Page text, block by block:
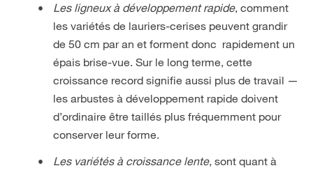
Les ligneux à développement rapide, comment
les variétés de lauriers-cerises peuvent grandir
de 50 cm par an et forment donc rapidement un
épais brise-vue. Sur le long terme, cette
croissance record signifie aussi plus de travail —
les arbustes à développement rapide doivent
d’ordinaire être taillés plus fréquemment pour
conserver leur forme.
Les variétés à croissance lente, sont quant à